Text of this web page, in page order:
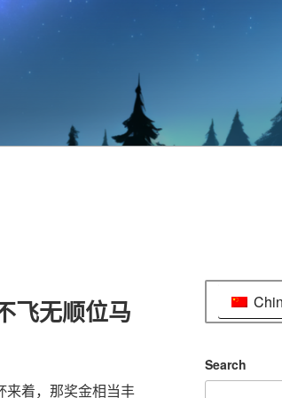
飞无顺位马
来着，那奖金相当丰
Search